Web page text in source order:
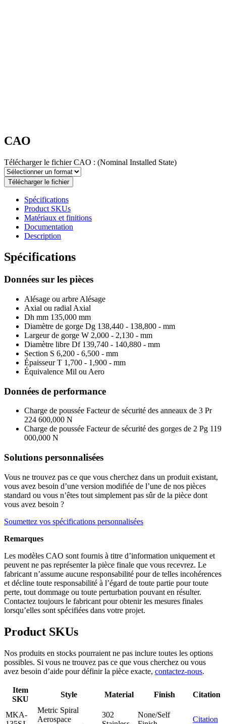
CAO
Télécharger le fichier CAO : (Nominal Installed State)
Télécharger le fichier
Spécifications
Product SKUs
Matériaux et finitions
Documentation
Description
Spécifications
Données sur les pièces
Alésage ou arbre Alésage
Axial ou radial Axial
Dh mm 135,000 mm
Diamètre de gorge Dg 138,440 - 138,800 - mm
Largeur de gorge W 2,000 - 2,130 - mm
Diamètre libre Df 139,740 - 140,880 - mm
Section S 6,200 - 6,500 - mm
Épaisseur T 1,700 - 1,900 - mm
Équivalence Mil ou Aero
Données de performance
Charge de poussée Facteur de sécurité des anneaux de 3 Pr
224 600,000 N
Charge de poussée Facteur de sécurité des gorges de 2 Pg 119
000,000 N
Solutions personnalisées
Vous ne trouvez pas ce que vous cherchez dans un produit existant,
vous avez besoin d’une version modifiée de l’une de nos pièces
standard ou vous n’êtes tout simplement pas sûr de la pièce dont
vous avez besoin ?
Soumettez vos spécifications personnalisées
Remarques
Les modèles CAO sont fournis à titre d’information uniquement et
peuvent ne pas représenter la pièce finale que vous recevrez. Le
fabricant n’assume aucune responsabilité pour de telles incohérences
et décline toute responsabilité à l’égard de toute partie pour toute
perte, tout dommage ou toute perturbation pouvant en résulter.
Contactez toujours le fabricant pour obtenir les mesures finales
lorsqu’elles sont spécifiées dans votre projet.
Product SKUs
Nos produits en stocks pourraient ne pas inclure toutes les options
possibles. Si vous ne trouvez pas ce que vous cherchez ou vous
avez besoin d’aide pour définir la pièce exacte, contactez-nous.
Item
SKU
Style Material Finish Citation
MKA-
Metric Spiral
Aerospace
302
None/Self
Citation